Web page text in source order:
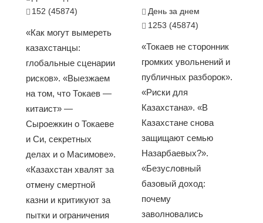
152 (45874)
«Как могут вымереть
казахстанцы:
глобальные сценарии
рисков». «Выезжаем
на том, что Токаев —
китаист» —
Сыроежкин о Токаеве
и Си, секретных
делах и о Масимове».
«Казахстан хвалят за
отмену смертной
казни и критикуют за
пытки и ограничения
День за днем
1253 (45874)
«Токаев не сторонник
громких увольнений и
публичных разборок».
«Риски для
Казахстана». «В
Казахстане снова
защищают семью
Назарбаевых?».
«Безусловный
базовый доход:
почему
заволновались